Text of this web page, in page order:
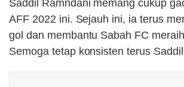
Saddil Ramndani memang cukup
AFF 2022 ini. Sejauh ini, ia terus
gol dan membantu Sabah FC
Semoga tetap konsisten terus